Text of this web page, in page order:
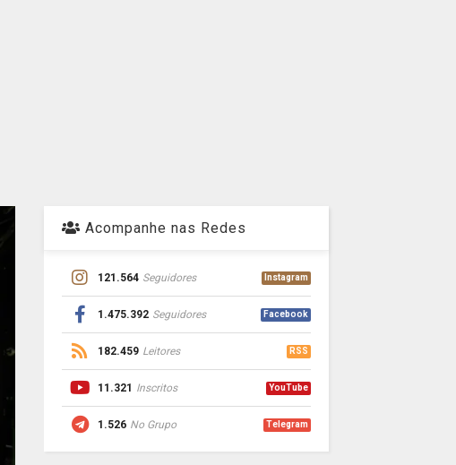
Acompanhe nas Redes
121.564 Seguidores Instagram
1.475.392 Seguidores Facebook
182.459 Leitores RSS
11.321 Inscritos YouTube
1.526 No Grupo Telegram